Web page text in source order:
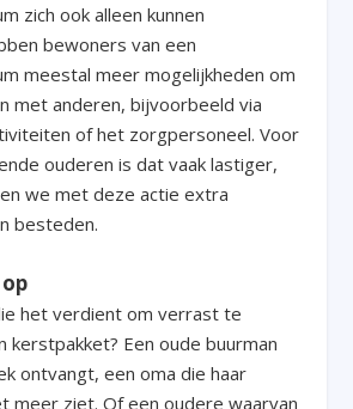
zich ook alleen kunnen
bewoners van een
meestal meer mogelijkheden om
met anderen, bijvoorbeeld via
of het zorgpersoneel. Voor
ouderen is dat vaak lastiger,
we met deze actie extra
besteden.
het verdient om verrast te
kerstpakket? Een oude buurman
ontvangt, een oma die haar
meer ziet. Of een oudere waarvan